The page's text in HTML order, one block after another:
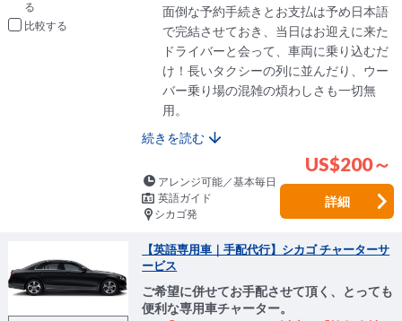
比較
面倒な予約手続きとお支払は予め日本語
で完結させておき、当日はお迎えに来た
ドライバーと会って、車両に乗り込むだ
け！長いタクシーの列に並んだり、ウー
バー乗り場の混雑の煩わしさも一切無
用。
続きを読む
US$200～
アレンジ可能／基本毎日
英語ガイド
シカゴ発
詳細
【英語専用車｜手配代行】シカゴ チャーターサ
ービス
ご希望に併せてお手配させて頂く、とっても
便利な専用車チャーター。